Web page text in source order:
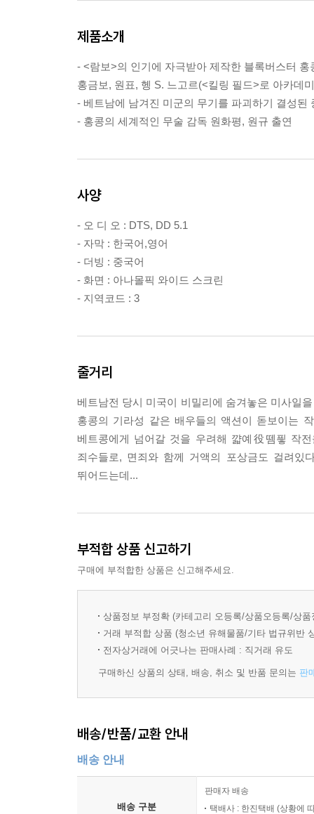
제품소개
- <람보>의 인기에 자극받아 제작한 블록버스터 홍
홍금보, 원표, 헹 S. 느고르(<킬링 필드>로 아카데
- 베트남에 남겨진 미군의 무기를 파괴하기 결성
- 홍콩의 세계적인 무술 감독 원화평, 원규 출연
사양
- 오 디 오 : DTS, DD 5.1
- 자막 : 한국어,영어
- 더빙 : 중국어
- 화면 : 아나몰픽 와이드 스크린
- 지역코드 : 3
줄거리
베트남전 당시 미국이 비밀리에 숨겨놓은 미사일
홍콩의 기라성 같은 배우들의 액션이 돋보이는
베트콩에게 넘어갈 것을 우려해 꺏예役뗌픻 작
죄수들로, 면죄와 함께 거액의 포상금도 걸려있
뛰어드는데...
부적합 상품 신고하기
구매에 부적합한 상품은 신고해주세요.
상품정보 부정확 (카테고리 오등록/상품오등록/상
거래 부적합 상품 (청소년 유해물품/기타 법규위반
전자상거래에 어긋나는 판매사례 : 직거래 유도
구매하신 상품의 상태, 배송, 취소 및 반품 문의는 판
배송/반품/교환 안내
배송 안내
배송 구분
판매자 배송
택배사 : 한진택배 (상황에